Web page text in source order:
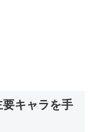
キャラを手